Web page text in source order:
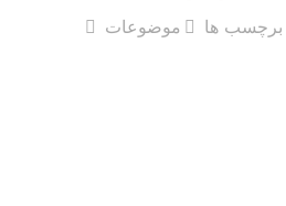
موضوعات برچسب ها